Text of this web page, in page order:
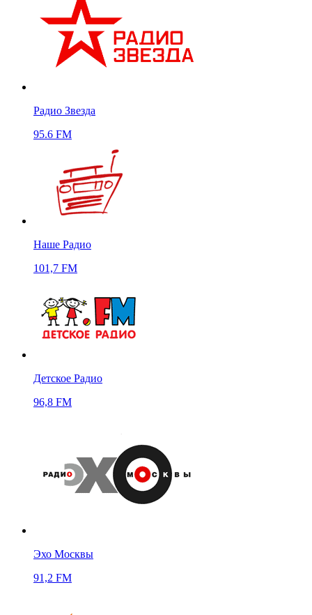
Радио Звезда
95.6 FM
Наше Радио
101,7 FM
Детское Радио
96,8 FM
Эхо Москвы
91,2 FM